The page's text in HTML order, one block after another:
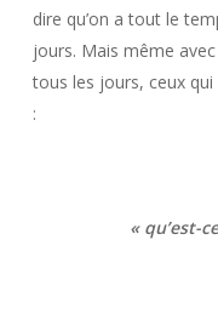
dire qu’on a tout le
jours. Mais même
tous les jours, ceux
:
« qu’est-